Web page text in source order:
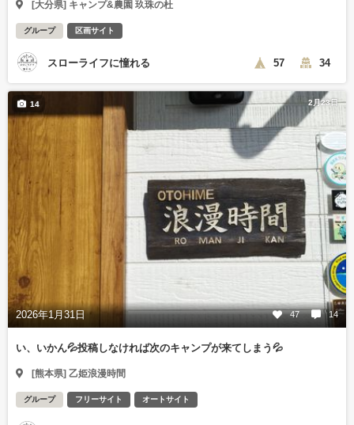
[大分県] キャンプ&農園 玖珠の杜
グループ 区画サイト
スローライフに憧れる 57 34
2月23日
2026年1月31日 47 14
14
い、いかん💦投稿しなければ次のキャンプが来てしまう💦
[熊本県] 乙姫浪漫時間
グループ フリーサイト オートサイト